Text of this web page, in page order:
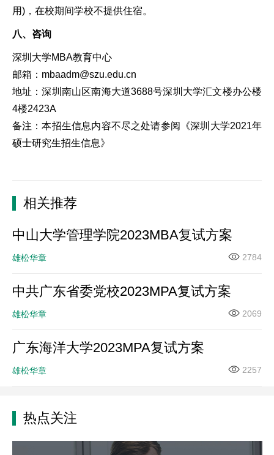
用)，在校期间学校不提供住宿。
八、咨询
深圳大学MBA教育中心
邮箱：mbaadm@szu.edu.cn
地址：深圳南山区南海大道3688号深圳大学汇文楼办公楼
4楼2423A
备注：本招生信息内容不尽之处请参阅《深圳大学2021年
硕士研究生招生信息》
相关推荐
中山大学管理学院2023MBA复试方案
雄松华章 2784
中共广东省委党校2023MPA复试方案
雄松华章 2069
广东海洋大学2023MPA复试方案
雄松华章 2257
热点关注